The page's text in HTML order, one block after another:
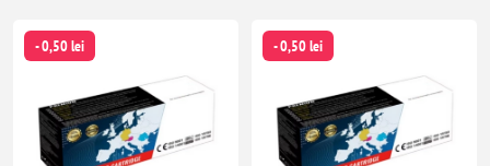
- 0,50 lei - 0,50 lei